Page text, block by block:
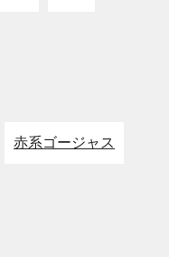
赤系ゴージャス